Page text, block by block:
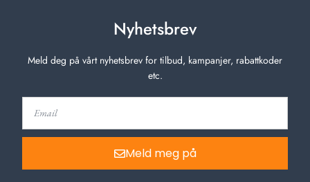
Nyhetsbrev
Meld deg på vårt nyhetsbrev for tilbud, kampanjer, rabattkoder
etc.
Meld meg på